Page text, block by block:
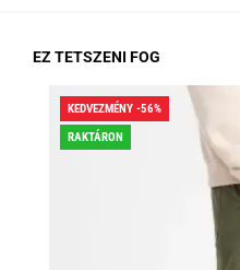
EZ TETSZENI FOG
KEDVEZMÉNY -56%
RAKTÁRON